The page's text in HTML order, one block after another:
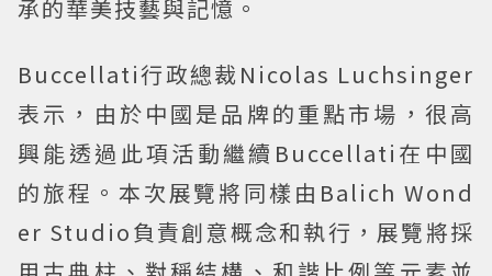
承的華美技藝與記憶。
Buccellati行政總裁Nicolas Luchsinger
表示，由於中國是品牌的重點市場，很高
興能透過此項活動繼續Buccellati在中國
的旅程。本次展覽將同樣由Balich Wond
er Studio負責創意概念和執行，展覽將採